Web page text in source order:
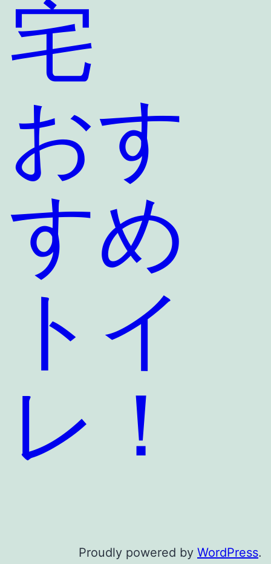
宅
おす
すめ
トイ
レ！
Proudly powered by WordPress.